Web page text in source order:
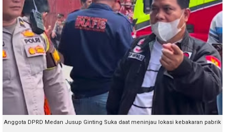
Anggota DPRD Medan Jusup Ginting Suka daat meninjau lokasi kebakaran pabrik